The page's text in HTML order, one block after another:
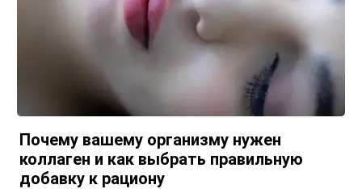
Почему вашему организму нужен
коллаген и как выбрать правильную
добавку к рациону